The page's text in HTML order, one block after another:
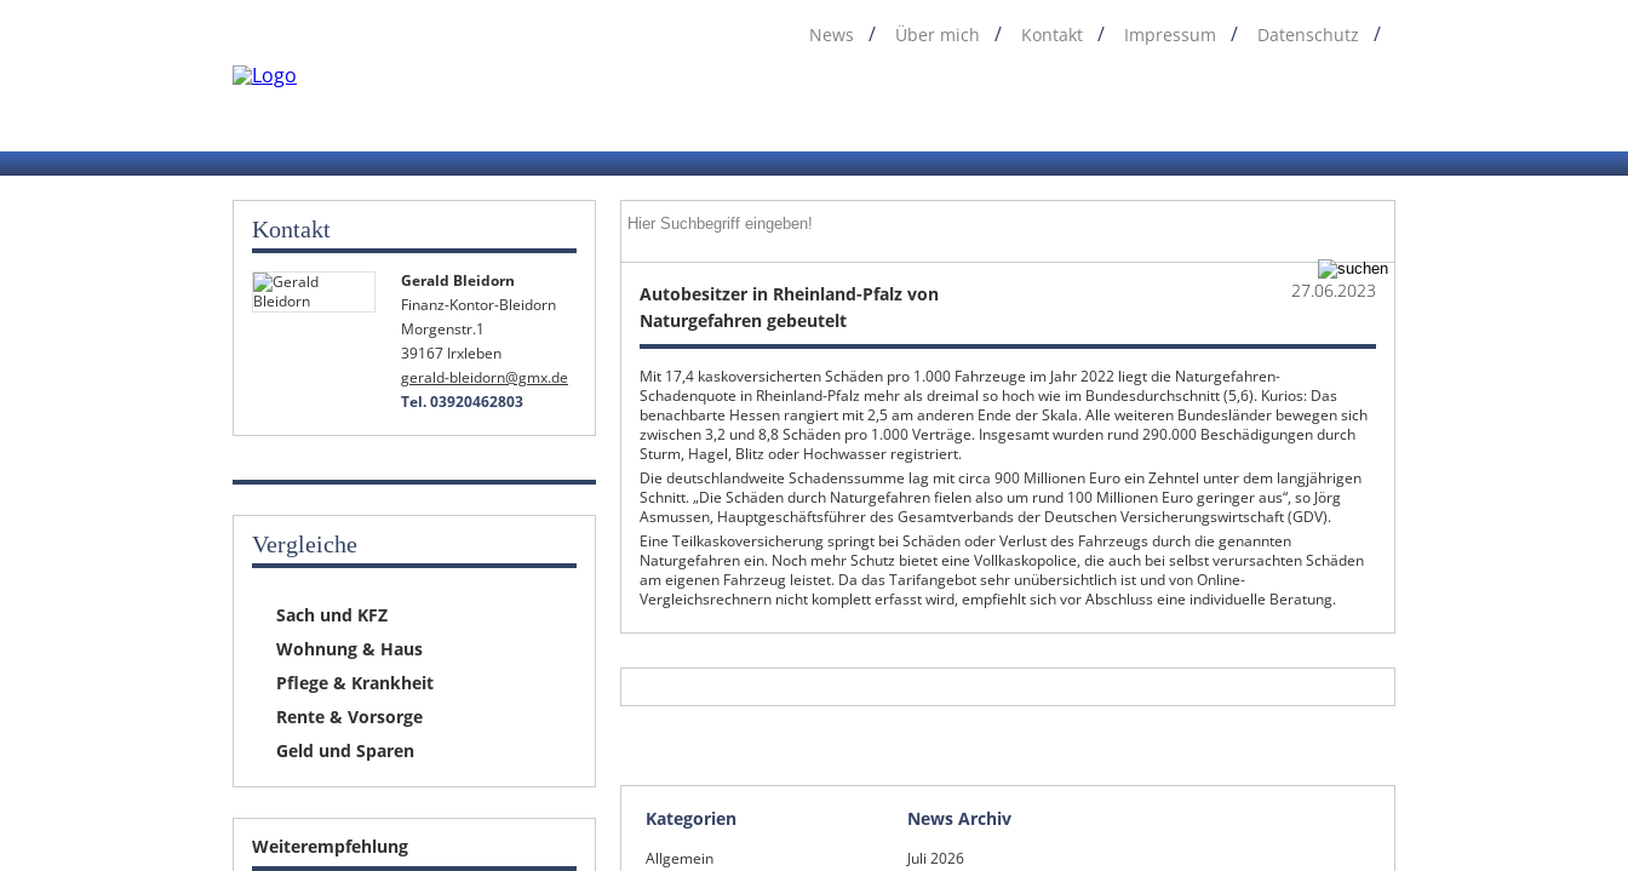
News Über mich Kontakt Impressum Datenschutz
Kontakt
Gerald Bleidorn
Finanz-Kontor-Bleidorn
Morgenstr.1
39167 Irxleben
gerald-bleidorn@gmx.de
Tel. 03920462803
Vergleiche
Sach und KFZ
Wohnung & Haus
Pflege & Krankheit
Rente & Vorsorge
Geld und Sparen
Weiterempfehlung
Autobesitzer in Rheinland-Pfalz von
Naturgefahren gebeutelt
27.06.2023
Mit 17,4 kaskoversicherten Schäden pro 1.000 Fahrzeuge im Jahr 2022 liegt die Naturgefahren-
Schadenquote in Rheinland-Pfalz mehr als dreimal so hoch wie im Bundesdurchschnitt (5,6). Kurios: Das
benachbarte Hessen rangiert mit 2,5 am anderen Ende der Skala. Alle weiteren Bundesländer bewegen sich
zwischen 3,2 und 8,8 Schäden pro 1.000 Verträge. Insgesamt wurden rund 290.000 Beschädigungen durch
Sturm, Hagel, Blitz oder Hochwasser registriert.
Die deutschlandweite Schadenssumme lag mit circa 900 Millionen Euro ein Zehntel unter dem langjährigen
Schnitt. „Die Schäden durch Naturgefahren fielen also um rund 100 Millionen Euro geringer aus“, so Jörg
Asmussen, Hauptgeschäftsführer des Gesamtverbands der Deutschen Versicherungswirtschaft (GDV).
Eine Teilkaskoversicherung springt bei Schäden oder Verlust des Fahrzeugs durch die genannten
Naturgefahren ein. Noch mehr Schutz bietet eine Vollkaskopolice, die auch bei selbst verursachten Schäden
am eigenen Fahrzeug leistet. Da das Tarifangebot sehr unübersichtlich ist und von Online-
Vergleichsrechnern nicht komplett erfasst wird, empfiehlt sich vor Abschluss eine individuelle Beratung.
Kategorien
Allgemein
News Archiv
Juli 2026